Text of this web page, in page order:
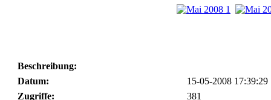
Beschreibung:
Datum:
15-05-2008 17:39:29
Zugriffe:
381